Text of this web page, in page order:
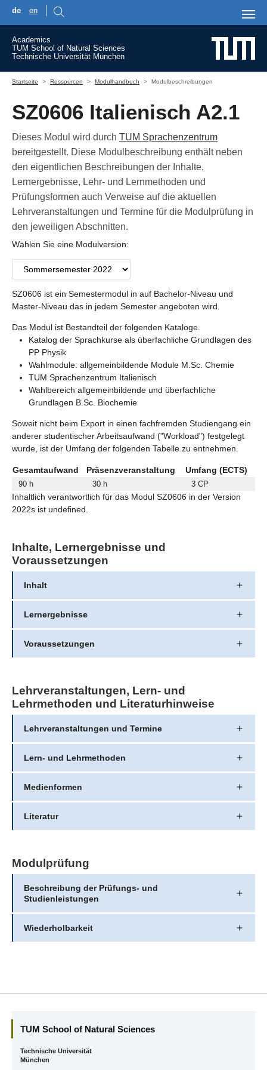
de en
Academics
TUM School of Natural Sciences
Technische Universität München
Startseite
Ressourcen Modulhandbuch Modulbeschreibungen
SZ0606 Italienisch A2.1
Dieses Modul wird durch TUM Sprachenzentrum
bereitgestellt. Diese Modulbeschreibung enthält neben
den eigentlichen Beschreibungen der Inhalte,
Lernergebnisse, Lehr- und Lernmethoden und
Prüfungsformen auch Verweise auf die aktuellen
Lehrveranstaltungen und Termine für die Modulprüfung in
den jeweiligen Abschnitten.
Wählen Sie eine Modulversion:
SZ0606 ist ein Semestermodul in auf Bachelor-Niveau und
Master-Niveau das in jedem Semester angeboten wird.
Das Modul ist Bestandteil der folgenden Kataloge.
Katalog der Sprachkurse als überfachliche Grundlagen des
PP Physik
Wahlmodule: allgemeinbildende Module M.Sc. Chemie
TUM Sprachenzentrum Italienisch
Wahlbereich allgemeinbildende und überfachliche
Grundlagen B.Sc. Biochemie
Soweit nicht beim Export in einen fachfremden Studiengang ein
anderer studentischer Arbeitsaufwand ("Workload") festgelegt
wurde, ist der Umfang der folgenden Tabelle zu entnehmen.
Gesamtaufwand Präsenzveranstaltung Umfang (ECTS)
90 h 30 h 3 CP
Inhaltlich verantwortlich für das Modul SZ0606 in der Version
2022s ist undefined.
Inhalte, Lernergebnisse und
Voraussetzungen
Inhalt
Lernergebnisse
Voraussetzungen
Lehrveranstaltungen, Lern- und
Lehrmethoden und Literaturhinweise
Lehrveranstaltungen und Termine
Lern- und Lehrmethoden
Medienformen
Literatur
Modulprüfung
Beschreibung der Prüfungs- und
Studienleistungen
Wiederholbarkeit
TUM School of Natural Sciences
Technische Universität
München